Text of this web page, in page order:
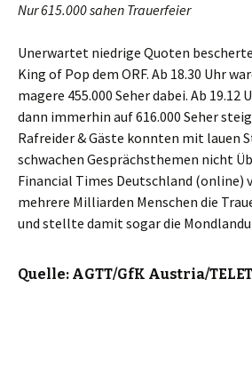
Nur 615.000 sahen Trauerfeier
Unerwartet niedrige Quoten
King of Pop dem ORF. Ab 18.30 Uhr
magere 455.000 Seher dabei. Ab 19.12
dann immerhin auf 616.000 Seher
Rafreider & Gäste konnten mit lauen
schwachen Gesprächsthemen nicht
Financial Times Deutschland
mehrere Milliarden Menschen die
und stellte damit sogar die
Quelle: AGTT/GfK Austria/